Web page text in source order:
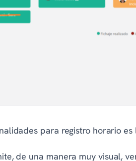
para registro horario
de una manera muy visual,